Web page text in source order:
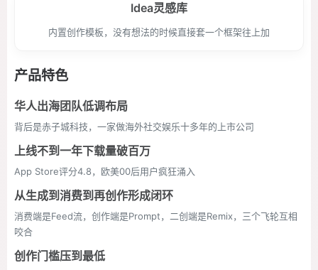
Idea灵感库
内置创作模板，没有想法的时候直接套一个框架往上加
产品特色
华人出海团队低调布局
背后是赤子城科技，一家做海外社交娱乐十多年的上市公司
上线不到一年下载量破百万
App Store评分4.8，欧美00后用户疯狂涌入
从生成到消费到再创作形成闭环
消费端是Feed流，创作端是Prompt，二创端是Remix，三个飞轮互相
咬合
创作门槛压到最低